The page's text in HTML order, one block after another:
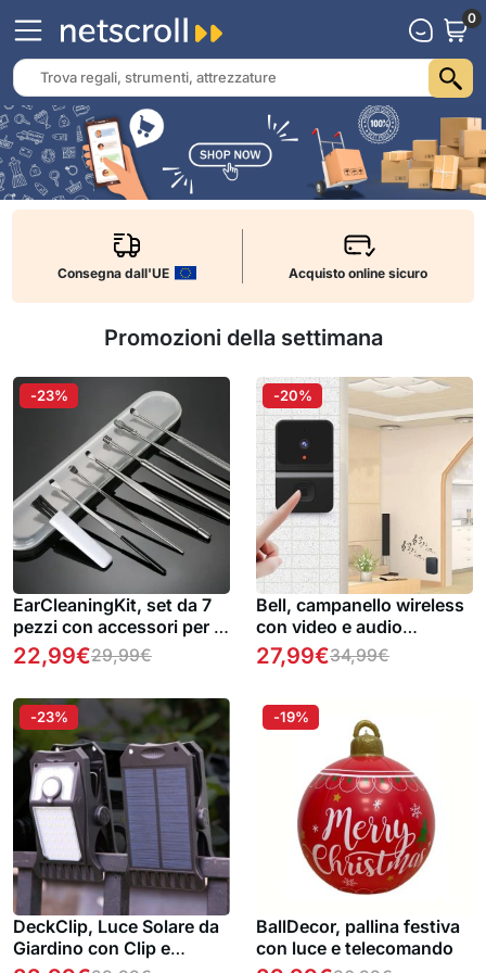
0
Consegna dall'UE Acquisto online sicuro
Promozioni della settimana
EarCleaningKit, set da 7
pezzi con accessori per la
pulizia sicura
dell’orecchio 1 + 1 GRATIS
22,99€29,99€
-23%
Bell, campanello wireless
con video e audio
bidirezionale
27,99€34,99€
-20%
DeckClip, Luce Solare da
Giardino con Clip e
-23%
BallDecor, pallina festiva
con luce e telecomando
-19%